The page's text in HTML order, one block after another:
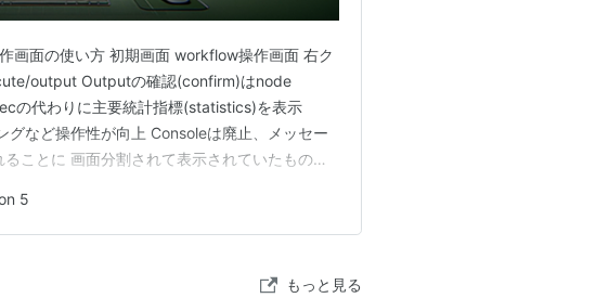
画面の使い方 初期画面 workflow操作画面 右ク
output Outputの確認(confirm)はnode
の代わりに主要統計指標(statistics)を表示
など操作性が向上 Consoleは廃止、メッセー
ことに 画面分割されて表示されていたものは
5
もっと見る